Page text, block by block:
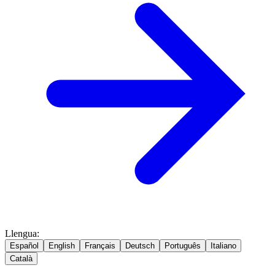
Llengua:
Español English Français Deutsch Português
Italiano
Català